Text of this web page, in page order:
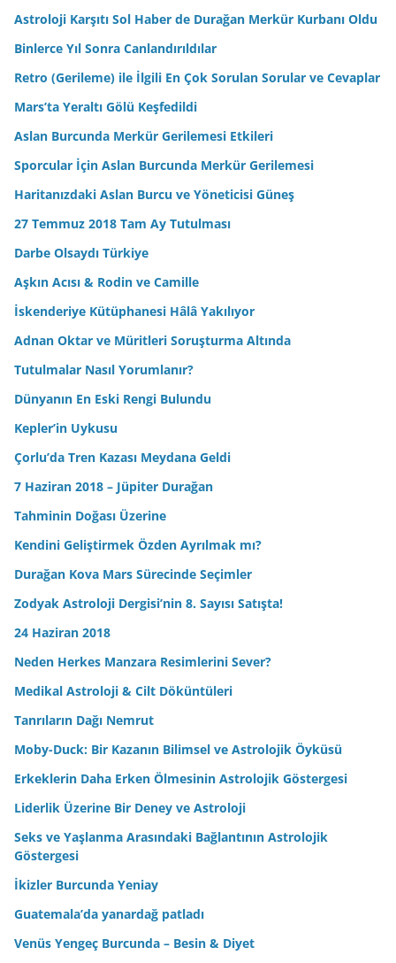
Astroloji Karşıtı Sol Haber de Durağan Merkür Kurbanı Oldu
Binlerce Yıl Sonra Canlandırıldılar
Retro (Gerileme) ile İlgili En Çok Sorulan Sorular ve Cevaplar
Mars’ta Yeraltı Gölü Keşfedildi
Aslan Burcunda Merkür Gerilemesi Etkileri
Sporcular İçin Aslan Burcunda Merkür Gerilemesi
Haritanızdaki Aslan Burcu ve Yöneticisi Güneş
27 Temmuz 2018 Tam Ay Tutulması
Darbe Olsaydı Türkiye
Aşkın Acısı & Rodin ve Camille
İskenderiye Kütüphanesi Hâlâ Yakılıyor
Adnan Oktar ve Müritleri Soruşturma Altında
Tutulmalar Nasıl Yorumlanır?
Dünyanın En Eski Rengi Bulundu
Kepler’in Uykusu
Çorlu’da Tren Kazası Meydana Geldi
7 Haziran 2018 – Jüpiter Durağan
Tahminin Doğası Üzerine
Kendini Geliştirmek Özden Ayrılmak mı?
Durağan Kova Mars Sürecinde Seçimler
Zodyak Astroloji Dergisi’nin 8. Sayısı Satışta!
24 Haziran 2018
Neden Herkes Manzara Resimlerini Sever?
Medikal Astroloji & Cilt Döküntüleri
Tanrıların Dağı Nemrut
Moby-Duck: Bir Kazanın Bilimsel ve Astrolojik Öyküsü
Erkeklerin Daha Erken Ölmesinin Astrolojik Göstergesi
Liderlik Üzerine Bir Deney ve Astroloji
Seks ve Yaşlanma Arasındaki Bağlantının Astrolojik
Göstergesi
İkizler Burcunda Yeniay
Guatemala’da yanardağ patladı
Venüs Yengeç Burcunda – Besin & Diyet